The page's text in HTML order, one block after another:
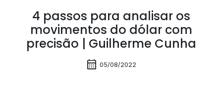
4 passos para analisar os
movimentos do dólar com
precisão | Guilherme Cunha
calendar_month 05/08/2022